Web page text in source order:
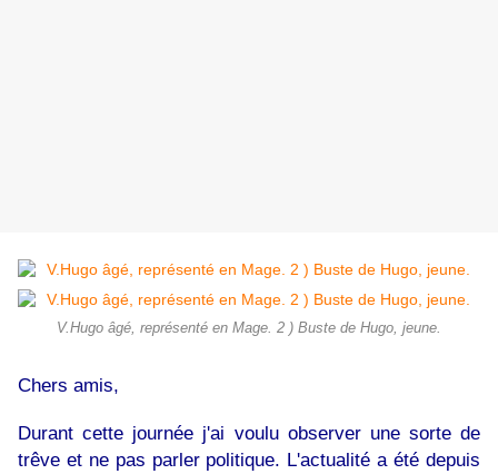
V.Hugo âgé, représenté en Mage. 2 ) Buste de Hugo, jeune.
Chers amis,
Durant cette journée j'ai voulu observer une sorte de
trêve et ne pas parler politique. L'actualité a été depuis